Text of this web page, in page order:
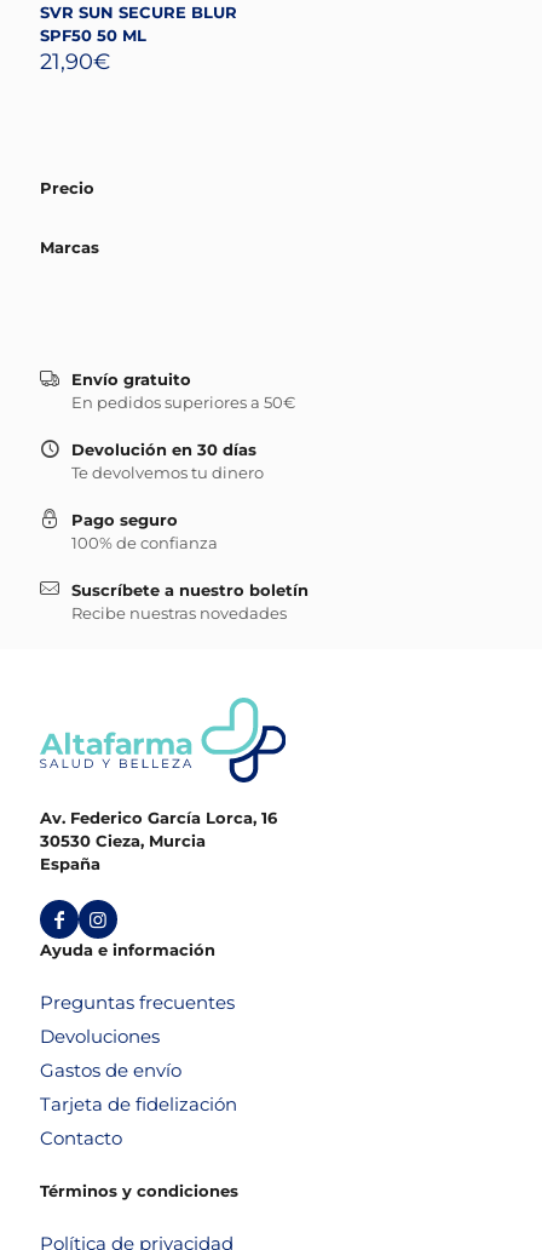
SVR SUN SECURE BLUR
SPF50 50 ML
21,90€
Precio
Marcas
Envío gratuito
En pedidos superiores a 50€
Devolución en 30 días
Te devolvemos tu dinero
Pago seguro
100% de confianza
Suscríbete a nuestro boletín
Recibe nuestras novedades
Av. Federico García Lorca, 16
30530 Cieza, Murcia
España
Ayuda e información
Preguntas frecuentes
Devoluciones
Gastos de envío
Tarjeta de fidelización
Contacto
Términos y condiciones
Política de privacidad